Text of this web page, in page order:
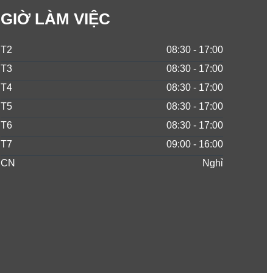
GIỜ LÀM VIỆC
T2
08:30 - 17:00
T3
08:30 - 17:00
T4
08:30 - 17:00
T5
08:30 - 17:00
T6
08:30 - 17:00
T7
09:00 - 16:00
CN
Nghỉ